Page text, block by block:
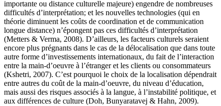
importante ou distance culturelle majeure) engendre de nombreuses
difficultés d’interprétation; et les nouvelles technologies (qui en
théorie diminuent les coûts de coordination et de communication
longue distance) n’épongent pas ces difficultés d’interprétation
(Metters & Verma, 2008). D’ailleurs, les facteurs culturels seraient
encore plus prégnants dans le cas de la délocalisation que dans toute
autre forme d’investissements internationaux, du fait de l’interaction
entre la main-d’oeuvre à l’étranger et les clients ou consommateurs
(Kshetri, 2007). C’est pourquoi le choix de la localisation dépendrait
entre autres du coût de la main-d’oeuvre, du niveau d’éducation,
mais aussi des risques associés à la langue, à l’instabilité politique, et
aux différences de culture (Doh, Bunyaratavej & Hahn, 2009).